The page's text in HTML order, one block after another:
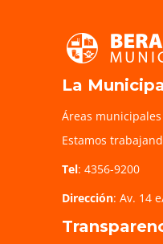
La
Áreas municipales
Estamos
Tel: 4356-9200
Dirección: Av. 14